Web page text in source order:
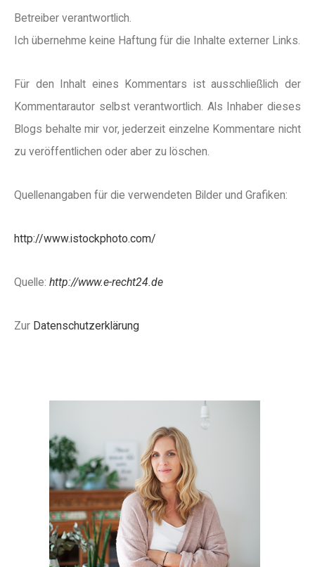
Betreiber verantwortlich.
Ich übernehme keine Haftung für die Inhalte externer Links.
Für den Inhalt eines Kommentars ist ausschließlich der
Kommentarautor selbst verantwortlich. Als Inhaber dieses
Blogs behalte mir vor, jederzeit einzelne Kommentare nicht
zu veröffentlichen oder aber zu löschen.
Quellenangaben für die verwendeten Bilder und Grafiken:
http://www.istockphoto.com/
Quelle: http://www.e-recht24.de
Zur Datenschutzerklärung